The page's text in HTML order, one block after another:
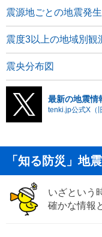
震源地ごとの地震発
震度3以上の地域別観
震央分布図
最新の地震情
tenki.jp公式X（
「知る防災」地震
いざという
確かな情報